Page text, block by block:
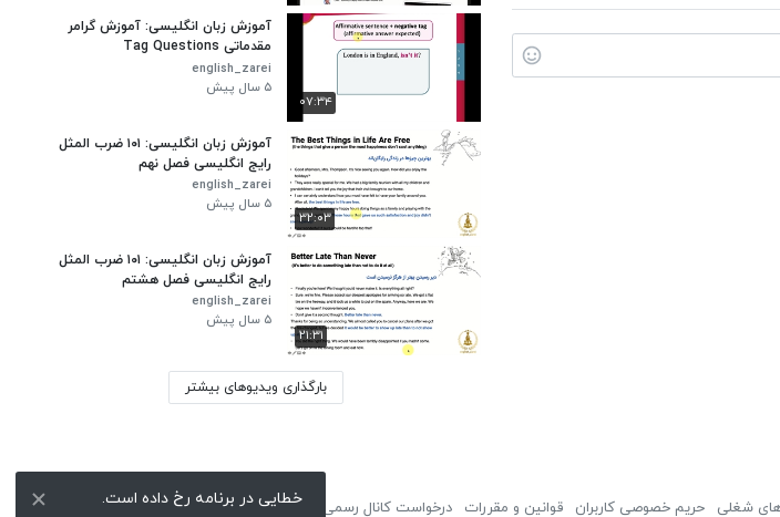
۰۷:۳۴
آموزش زبان انگلیسی: آموزش گرامر
مقدماتی Tag Questions
english_zarei
۵ سال پیش
۳۲:۰۳
آموزش زبان انگلیسی: ۱۰۱ ضرب المثل
رایج انگلیسی فصل نهم
english_zarei
۵ سال پیش
۲۱:۳۱
آموزش زبان انگلیسی: ۱۰۱ ضرب المثل
رایج انگلیسی فصل هشتم
english_zarei
۵ سال پیش
بارگذاری ویدیوهای بیشتر
شغلی حریم خصوصی کاربران قوانین و مقررات درخواست کانال رسمی لوگوی نماشا تبلیغات گزارش تخلف تماس با ما خطایی در برنامه رخ داده است.